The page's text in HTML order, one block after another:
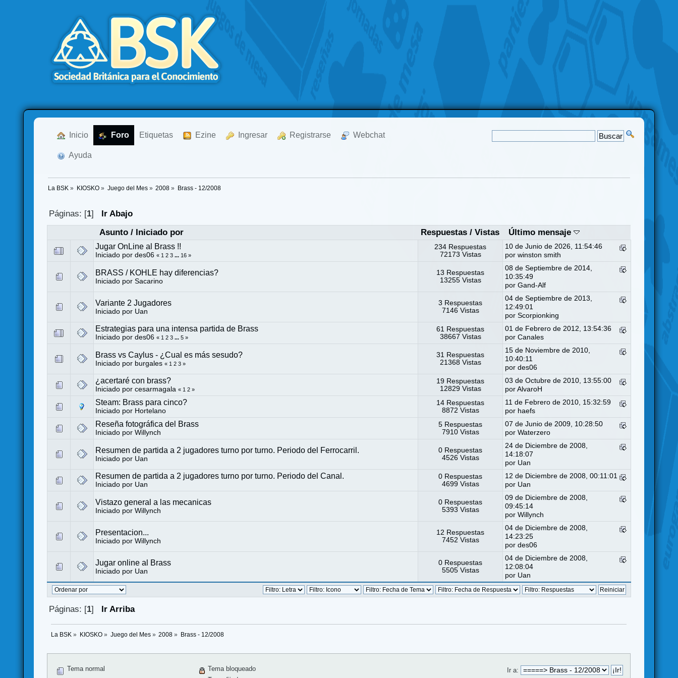
Inicio Foro Etiquetas Ezine Ingresar Registrarse Webchat
Ayuda
La BSK » KIOSKO» Juego del Mes» 2008 » Brass - 12/2008
Páginas: [1]
Ir Abajo
Asunto/ Iniciado por Respuestas /Vistas Último mensaje
Jugar OnLine al Brass !!
Iniciado pordes06 « 1 2 3 ... 16 »
234 Respuestas
72173 Vistas
10 de Junio de 2026, 11:54:46
porwinston smith
BRASS / KOHLE hay diferencias?
Iniciado porSacarino
13 Respuestas
13255 Vistas
08 de Septiembre de 2014,
10:35:49
porGand-Alf
Variante 2 Jugadores
Iniciado por Uan
3 Respuestas
7146 Vistas
04 de Septiembre de 2013,
12:49:01
porScorpionking
Estrategias para una intensa partida de Brass
Iniciado pordes06 « 1 2 3 ...5 »
61 Respuestas
38667 Vistas
01 de Febrero de 2012, 13:54:36
porCanales
Brass vs Caylus - ¿Cual es más sesudo?
Iniciado por burgales « 1 2 3 »
31 Respuestas
21368 Vistas
15 de Noviembre de 2010,
10:40:11
pordes06
¿acertaré con brass?
Iniciado porcesarmagala « 1 2 »
19 Respuestas
12829 Vistas
03 de Octubre de 2010, 13:55:00
por AlvaroH
Steam: Brass para cinco?
Iniciado por Hortelano
14 Respuestas
8872 Vistas
11 de Febrero de 2010, 15:32:59
por haefs
Reseña fotográfica del Brass
Iniciado porWillynch
5 Respuestas
7910 Vistas
07 de Junio de 2009, 10:28:50
porWaterzero
Resumen de partida a 2 jugadores turno por turno. Periodo del Ferrocarril.
Iniciado por Uan
0 Respuestas
4526 Vistas
24 de Diciembre de 2008,
14:18:07
por Uan
Resumen de partida a 2 jugadores turno por turno. Periodo del Canal.
Iniciado por Uan
0 Respuestas
4699 Vistas
12 de Diciembre de 2008, 00:11:01
por Uan
Vistazo general a las mecanicas
Iniciado porWillynch
0 Respuestas
5393 Vistas
09 de Diciembre de 2008,
09:45:14
porWillynch
Presentacion...
Iniciado porWillynch
12 Respuestas
7452 Vistas
04 de Diciembre de 2008,
14:23:25
pordes06
Jugar online al Brass
Iniciado por Uan
0 Respuestas
5505 Vistas
04 de Diciembre de 2008,
12:08:04
por Uan
Páginas: [1] Ir Arriba
La BSK » KIOSKO» Juego del Mes» 2008 » Brass - 12/2008
Ir a:
Tema normal
Tema bloqueado